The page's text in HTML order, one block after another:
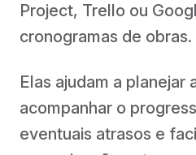
Project, Trello ou
cronogramas de obras.
Elas ajudam a planejar
acompanhar o
eventuais atrasos e